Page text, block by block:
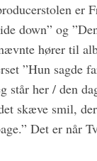
er
down” og
hører til
”Hun sagde
står her / den
skæve smil,
Det er når